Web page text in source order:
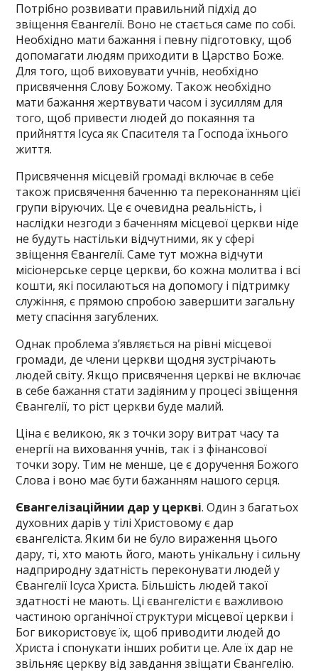
Потрібно розвивати правильний підхід до
звіщення Євангелії. Воно не стається саме по собі.
Необхідно мати бажання і певну підготовку, щоб
допомагати людям приходити в Царство Боже.
Для того, щоб виховувати учнів, необхідно
присвячення Слову Божому. Також необхідно
мати бажання жертвувати часом і зусиллям для
того, щоб привести людей до покаяння та
прийняття Ісуса як Спасителя та Господа їхнього
життя.
Присвячення місцевій громаді включає в себе
також присвячення баченню та переконанням цієї
групи віруючих. Це є очевидна реальність, і
наслідки незгоди з баченням місцевої церкви ніде
не будуть настільки відчутними, як у сфері
звіщення Євангелії. Саме тут можна відчути
місіонерське серце церкви, бо кожна молитва і всі
кошти, які посилаються на допомогу і підтримку
служіння, є прямою спробою завершити загальну
мету спасіння загублених.
Однак проблема з’являється на рівні місцевої
громади, де члени церкви щодня зустрічають
людей світу. Якщо присвячення церкві не включає
в себе бажання стати задіяним у процесі звіщення
Євангелії, то ріст церкви буде малий.
Ціна є великою, як з точки зору витрат часу та
енергії на виховання учнів, так і з фінансової
точки зору. Тим не менше, це є доручення Божого
Слова і воно має бути бажанням нашого серця.
Євангелізаційнии дар у церкві. Один з багатьох
духовних дарів у тілі Христовому є дар
євангеліста. Яким би не було вираження цього
дару, ті, хто мають його, мають унікальну і сильну
надприродну здатність переконувати людей у
Євангелії Ісуса Христа. Більшість людей такої
здатності не мають. Ці євангелісти є важливою
частиною органічної структури місцевої церкви і
Бог використовує їх, щоб приводити людей до
Христа і спонукати інших робити це. Але їх дар не
звільняє церкву від завдання звіщати Євангелію.